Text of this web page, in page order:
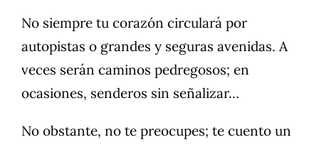
No siempre tu corazón circulará por
autopistas o grandes y seguras avenidas. A
veces serán caminos pedregosos; en
ocasiones, senderos sin señalizar…
No obstante, no te preocupes; te cuento un